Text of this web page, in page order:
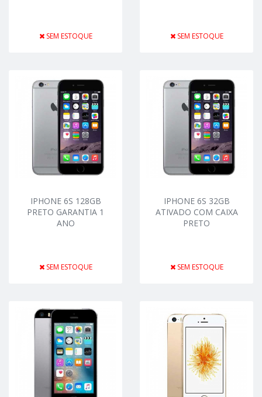
SEM ESTOQUE SEM ESTOQUE
IPHONE 6S 128GB
PRETO GARANTIA 1
ANO
SEM ESTOQUE
IPHONE 6S 32GB
ATIVADO COM CAIXA
PRETO
SEM ESTOQUE